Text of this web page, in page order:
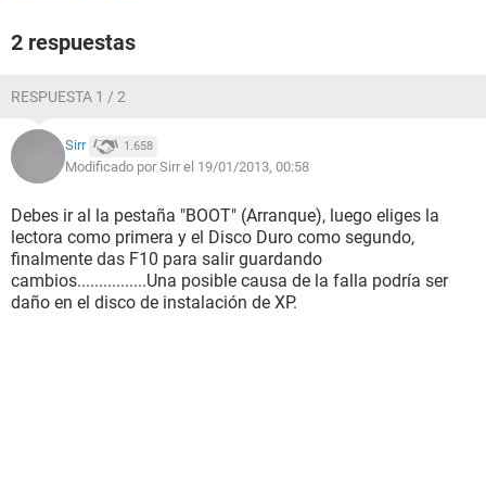
2 respuestas
RESPUESTA 1 / 2
Sirr 1.658
Modificado por Sirr el 19/01/2013, 00:58
Debes ir al la pestaña "BOOT" (Arranque), luego eliges la
lectora como primera y el Disco Duro como segundo,
finalmente das F10 para salir guardando
cambios................Una posible causa de la falla podría ser
daño en el disco de instalación de XP.